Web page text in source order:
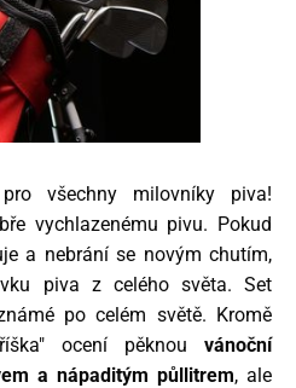
všechny milovníky piva!
vychlazenému pivu. Pokud
a nebrání se novým chutím,
piva z celého světa. Set
po celém světě. Kromě
ocení pěknou vánoční
a nápaditým půllitrem, ale